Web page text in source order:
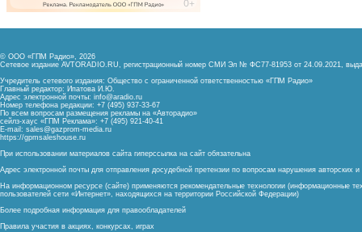
© ООО «ГПМ Радио», 2026
Сетевое издание AVTORADIO.RU, регистрационный номер СМИ Эл № ФС77-81953 от 24.09.2021,
Учредитель сетевого издания: Общество с ограниченной ответственностью «ГПМ Радио»
Главный редактор: Ипатова И.Ю.
Адрес электронной почты: info@aradio.ru
Номер телефона редакции: +7 (495) 937-33-67
По всем вопросам размещения рекламы на «Авторадио»
сейлз-хаус «ГПМ Реклама»: +7 (495) 921-40-41
E-mail: sales@gazprom-media.ru
https://gpmsaleshouse.ru
При использовании материалов сайта гиперссылка на сайт обязательна
Адрес электронной почты для отправления досудебной претензии по вопросам нарушения авторских
На информационном ресурсе (сайте) применяются рекомендательные технологии (информационные
пользователей сети «Интернет», находящихся на территории Российской Федерации)
Более подробная информация для правообладателей
Правила участия в акциях, конкурсах, играх